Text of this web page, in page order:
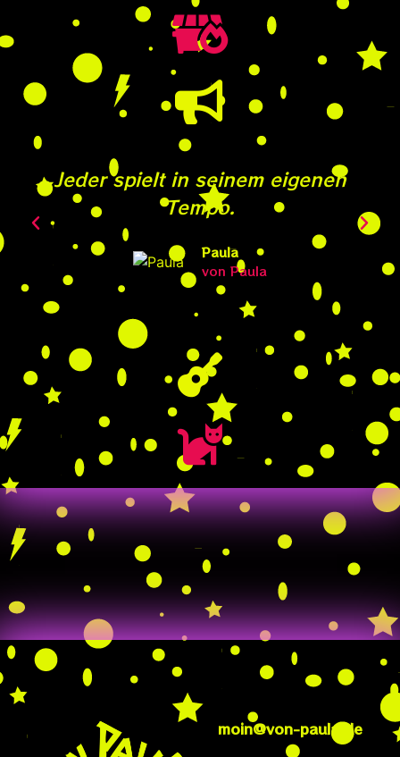
Jeder spielt in seinem eigenen
Tempo.
Paula
von Paula
moin@von-paula.de